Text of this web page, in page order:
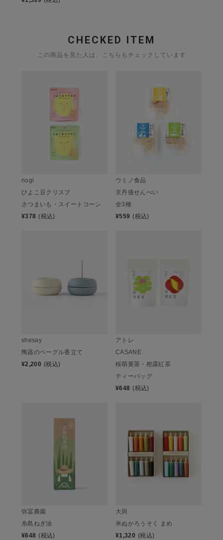
CHECKED ITEM
この商品を見た人は、こちらもチェックしています
nogi
ひよこ豆クリスプ
さつまいも・スイートコーン
¥378 (税込)
ウミノ食品
京丹後せんべい
全3種
¥559 (税込)
shesay
陶器のベーグル香立て
¥2,200 (税込)
アトレ
CASANE
桜萌黄茶・柑露紅茶
ティーバッグ
¥648 (税込)
弥冨農園
糸島ねぎ油
¥648 (税込)
大與
米ぬかろうそく まめ
¥1,320 (税込)